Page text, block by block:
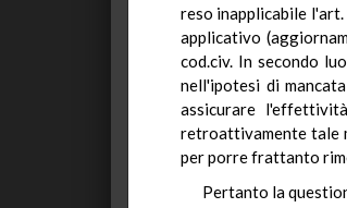
reso inapplicabile
applicativo
cod.civ. In secondo
nell'ipotesi di
assicurare
retroattivamente tale
per porre frattanto
Pertanto la